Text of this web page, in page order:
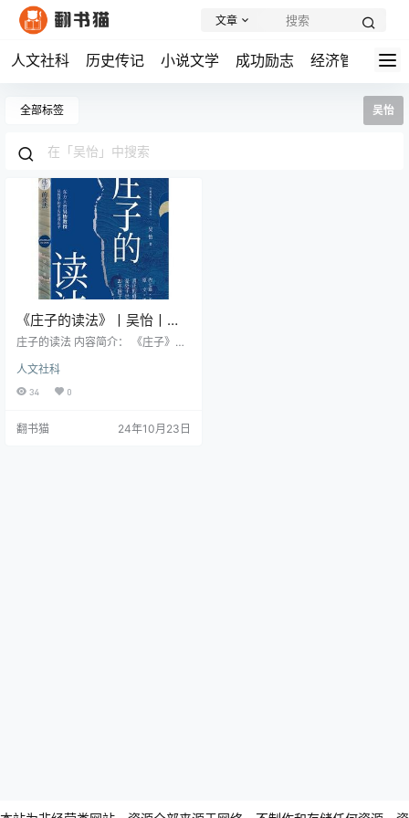
人文社科 历史传记 小说文学 成功励志 经济管理 学
文章
全部标签 吴怡
《庄子的读法》丨吴怡丨经
典诠释
庄子的读法 内容简介： 《庄子》是
特的"寓言""重言""卮言"表现形式而
闻名。这部作品继承了老子的学
度。作为先秦诸子文章的典范之
人文社科
34 0
翻书猫 24年10月23日